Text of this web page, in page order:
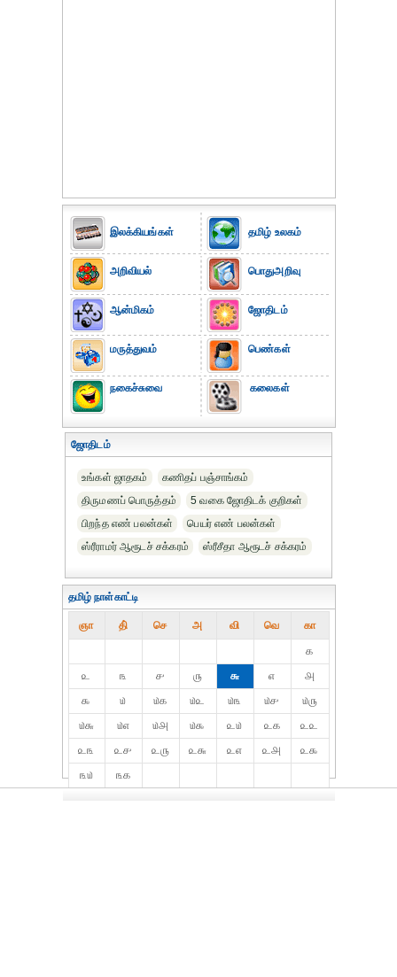
இலக்கியங்கள்
அறிவியல்
ஆன்மிகம்
மருத்துவம்
நகைச்சுவை
தமிழ் உலகம்
பொதுஅறிவு
ஜோதிடம்
பெண்கள்
கலைகள்
ஜோதிடம்
உங்கள் ஜாதகம்
கணிதப் பஞ்சாங்கம்
திருமணப் பொருத்தம்
5 வகை ஜோதிடக் குறிகள்
பிறந்த எண் பலன்கள்
பெயர் எண் பலன்கள்
ஸ்ரீராமர் ஆரூடச் சக்கரம்
ஸ்ரீசீதா ஆரூடச் சக்கரம்
தமிழ் நாள்காட்டி
ஞா தி் செ அ வி வெ கா
௧
௨
௩ ௪ ௫ ௬ ௭
௮
௯
௰ ௰௧ ௰௨ ௰௩ ௰௪
௰௫
௰௬
௰௭ ௰௮ ௰௯ ௨௰ ௨௧
௨௨
௨௩
௨௪ ௨௫ ௨௬ ௨௭ ௨௮
௨௯
௩௰
௩௧